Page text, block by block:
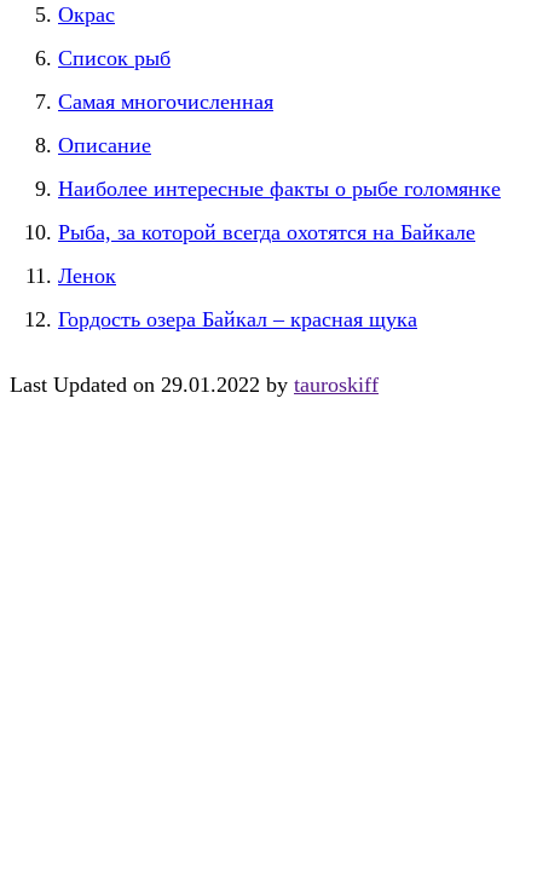
Окрас
Список рыб
Самая многочисленная
Описание
Наиболее интересные факты о рыбе голомянке
Рыба, за которой всегда охотятся на Байкале
Ленок
Гордость озера Байкал – красная щука
Last Updated on 29.01.2022 by tauroskiff